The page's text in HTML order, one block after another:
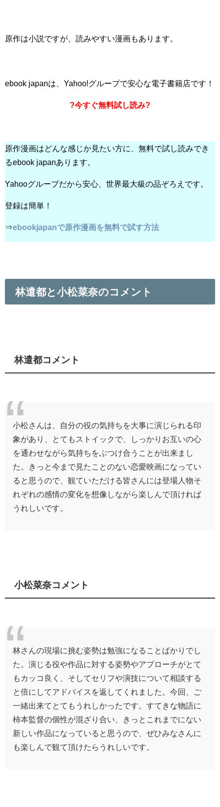
原作は小説ですが、読みやすい漫画もあります。
ebook japanは、Yahoo!グループで安心な電子書籍店です！
?今すぐ無料試し読み?
原作漫画はどんな感じか見たい方に、無料で試し読みでき
るebook japanあります。
Yahooグループだから安心、世界最大級の品ぞろえです。
登録は簡単！
⇒ebookjapanで原作漫画を無料で試す方法
林遣都と小松菜奈のコメント
林遣都コメント
小松さんは、自分の役の気持ちを大事に演じられる印
象があり、とてもストイックで、しっかりお互いの心
を通わせながら気持ちをぶつけ合うことが出来まし
た。きっと今まで見たことのない恋愛映画になってい
ると思うので、観ていただける皆さんには登場人物そ
れぞれの感情の変化を想像しながら楽しんで頂ければ
うれしいです。
小松菜奈コメント
林さんの現場に挑む姿勢は勉強になることばかりでし
た。演じる役や作品に対する姿勢やアプローチがとて
もカッコ良く、そしてセリフや演技について相談する
と倍にしてアドバイスを返してくれました。今回、ご
一緒出来てとてもうれしかったです。すてきな物語に
柿本監督の個性が混ざり合い、きっとこれまでにない
新しい作品になっていると思うので、ぜひみなさんに
も楽しんで観て頂けたらうれしいです。